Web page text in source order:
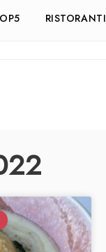
RISTORANTI